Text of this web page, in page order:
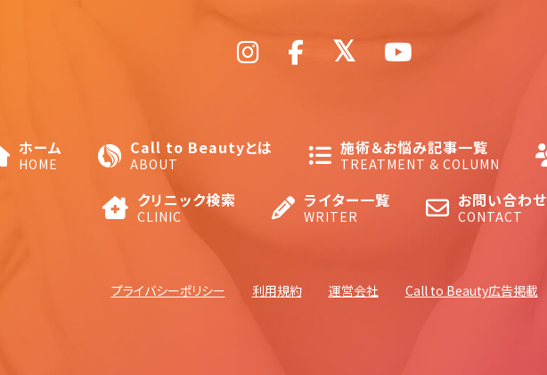
ホーム
HOME
Call to Beautyとは
ABOUT
施術＆お悩み記事一覧
TREATMENT & COLUMN
クリニック検索
CLINIC
ライター一覧
WRITER
お問い合わせ
CONTACT
プライバシーポリシー 利用規約 運営会社 Call to Beauty広告掲載